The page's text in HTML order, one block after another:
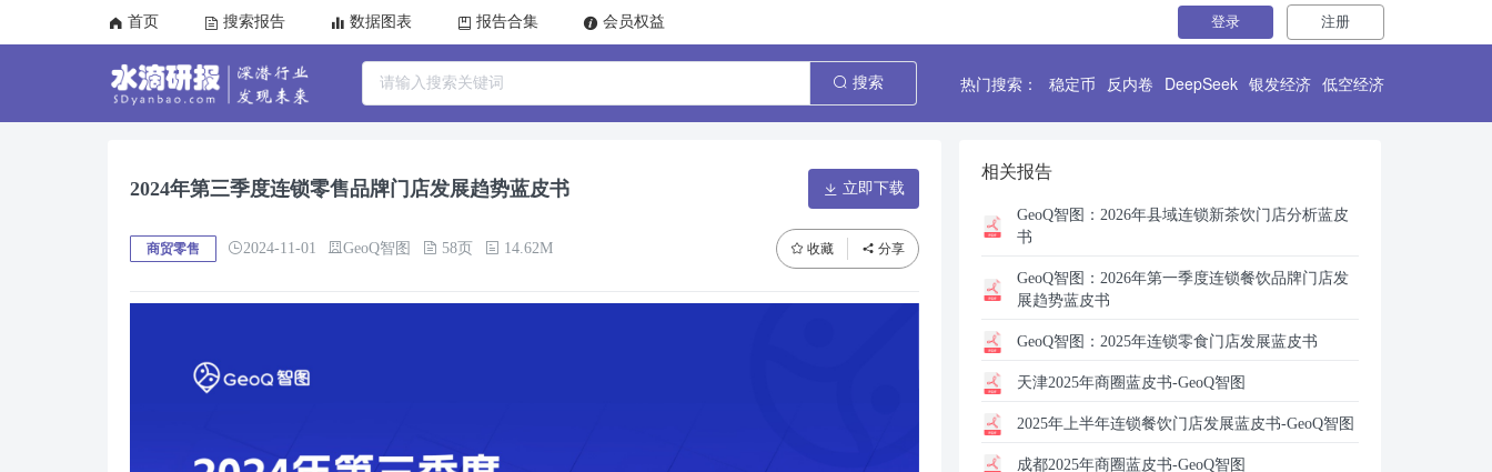
首页 搜索报告 数据图表 报告合集 会员权益 登录 注册
搜索 热门搜索： 稳定币 反内卷 DeepSeek 银发经济 低空经济
2024年第三季度连锁零售品牌门店发展趋势蓝皮书 立即下载
商贸零售 2024-11-01 GeoQ智图 58页 14.62M 收藏 分享
相关报告
GeoQ智图： 2026年县域连锁新茶饮门店分析蓝皮
书
GeoQ智图： 2026年第一季度连锁餐饮品牌门店发
展趋势蓝皮书
GeoQ智图： 2025年连锁零食门店发展蓝皮书
天津2025年商圈蓝皮书-GeoQ智图
2025年上半年连锁餐饮门店发展蓝皮书-GeoQ智图
成都2025年商圈蓝皮书-GeoQ智图